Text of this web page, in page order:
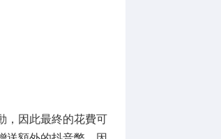
，因此最終的花費可